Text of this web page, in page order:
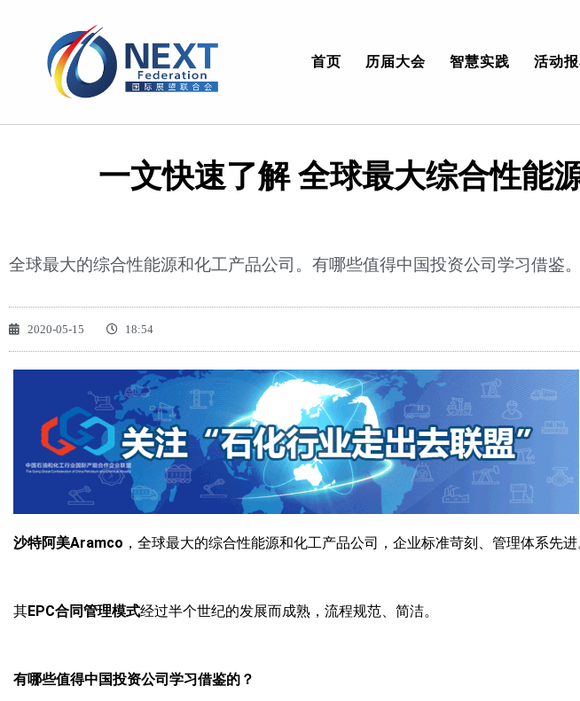
首页 历届大会 智慧实践 活动报
一文快速了解 全球最大综合性能
全球最大的综合性能源和化工产品公司。有哪些值得中国投资公司学习借鉴。
2020-05-15 18:54
沙特阿美Aramco ，全球最大的综合性能源和化工产品公司，企业标准苛刻、管理体系先进
其EPC合同管理模式经过半个世纪的发展而成熟，流程规范、简洁。
有哪些值得中国投资公司学习借鉴的？